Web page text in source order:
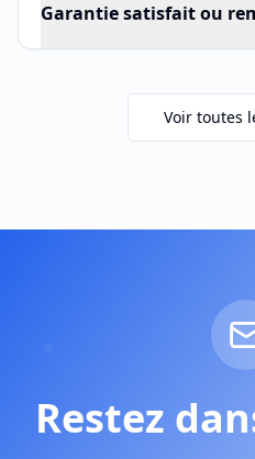
Garantie satisfait ou
Voir toutes
Restez